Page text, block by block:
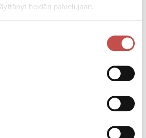
heidän palvelujaan.
sis. väliajan